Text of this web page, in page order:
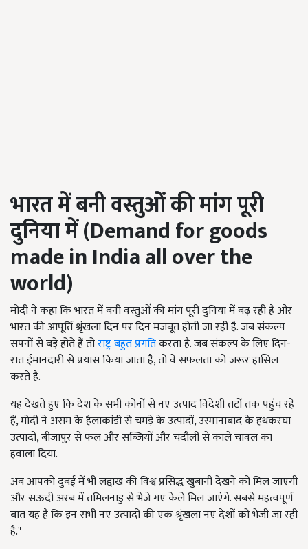
भारत में बनी वस्तुओं की मांग पूरी
दुनिया में(Demand for goods
made in India all over the
world)
मोदी ने कहा कि भारत में बनी वस्तुओं की मांग पूरी दुनिया में बढ़ रही है और
भारत की आपूर्ति श्रृंखला दिन पर दिन मजबूत होती जा रही है. जब संकल्प
सपनों से बड़े होते हैं तोराष्ट्र बहुत प्रगतिकरता है. जब संकल्प के लिए दिन-
रात ईमानदारी से प्रयास किया जाता है, तो वे सफलता को जरूर हासिल
करते हैं.
यह देखते हुए कि देश के सभी कोनों से नए उत्पाद विदेशी तटों तक पहुंच रहे
हैं, मोदी ने असम के हैलाकांडी से चमड़े के उत्पादों, उस्मानाबाद के हथकरघा
उत्पादों, बीजापुर से फल और सब्जियों और चंदौली से काले चावल का
हवाला दिया.
अब आपको दुबई में भी लद्दाख की विश्व प्रसिद्ध खुबानी देखने को मिल जाएगी
और सऊदी अरब में तमिलनाडु से भेजे गए केले मिल जाएंगे. सबसे महत्वपूर्ण
बात यह है कि इन सभी नए उत्पादों की एक श्रृंखला नए देशों को भेजी जा रही
है."